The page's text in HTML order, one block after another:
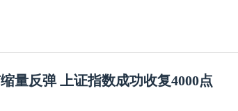
量反弹 上证指数成功收复4000点